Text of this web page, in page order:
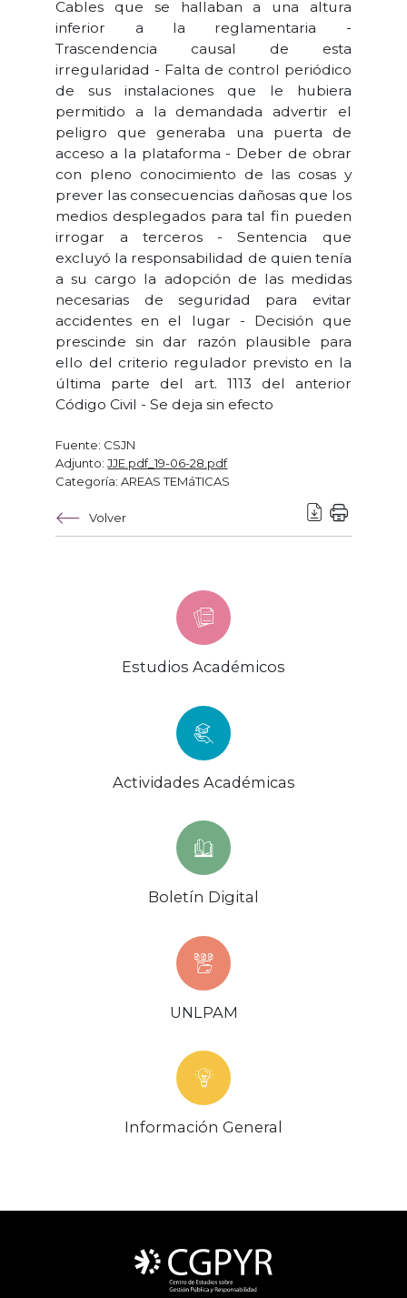
Cables que se hallaban a una altura
inferior a la reglamentaria -
Trascendencia causal de esta
irregularidad - Falta de control periódico
de sus instalaciones que le hubiera
permitido a la demandada advertir el
peligro que generaba una puerta de
acceso a la plataforma - Deber de obrar
con pleno conocimiento de las cosas y
prever las consecuencias dañosas que los
medios desplegados para tal fin pueden
irrogar a terceros - Sentencia que
excluyó la responsabilidad de quien tenía
a su cargo la adopción de las medidas
necesarias de seguridad para evitar
accidentes en el lugar - Decisión que
prescinde sin dar razón plausible para
ello del criterio regulador previsto en la
última parte del art. 1113 del anterior
Código Civil - Se deja sin efecto
Fuente: CSJN
Adjunto:JJE.pdf_19-06-28.pdf
Categoría: AREAS TEMáTICAS
Volver
Estudios Académicos
Actividades Académicas
Boletín Digital
UNLPAM
Información General